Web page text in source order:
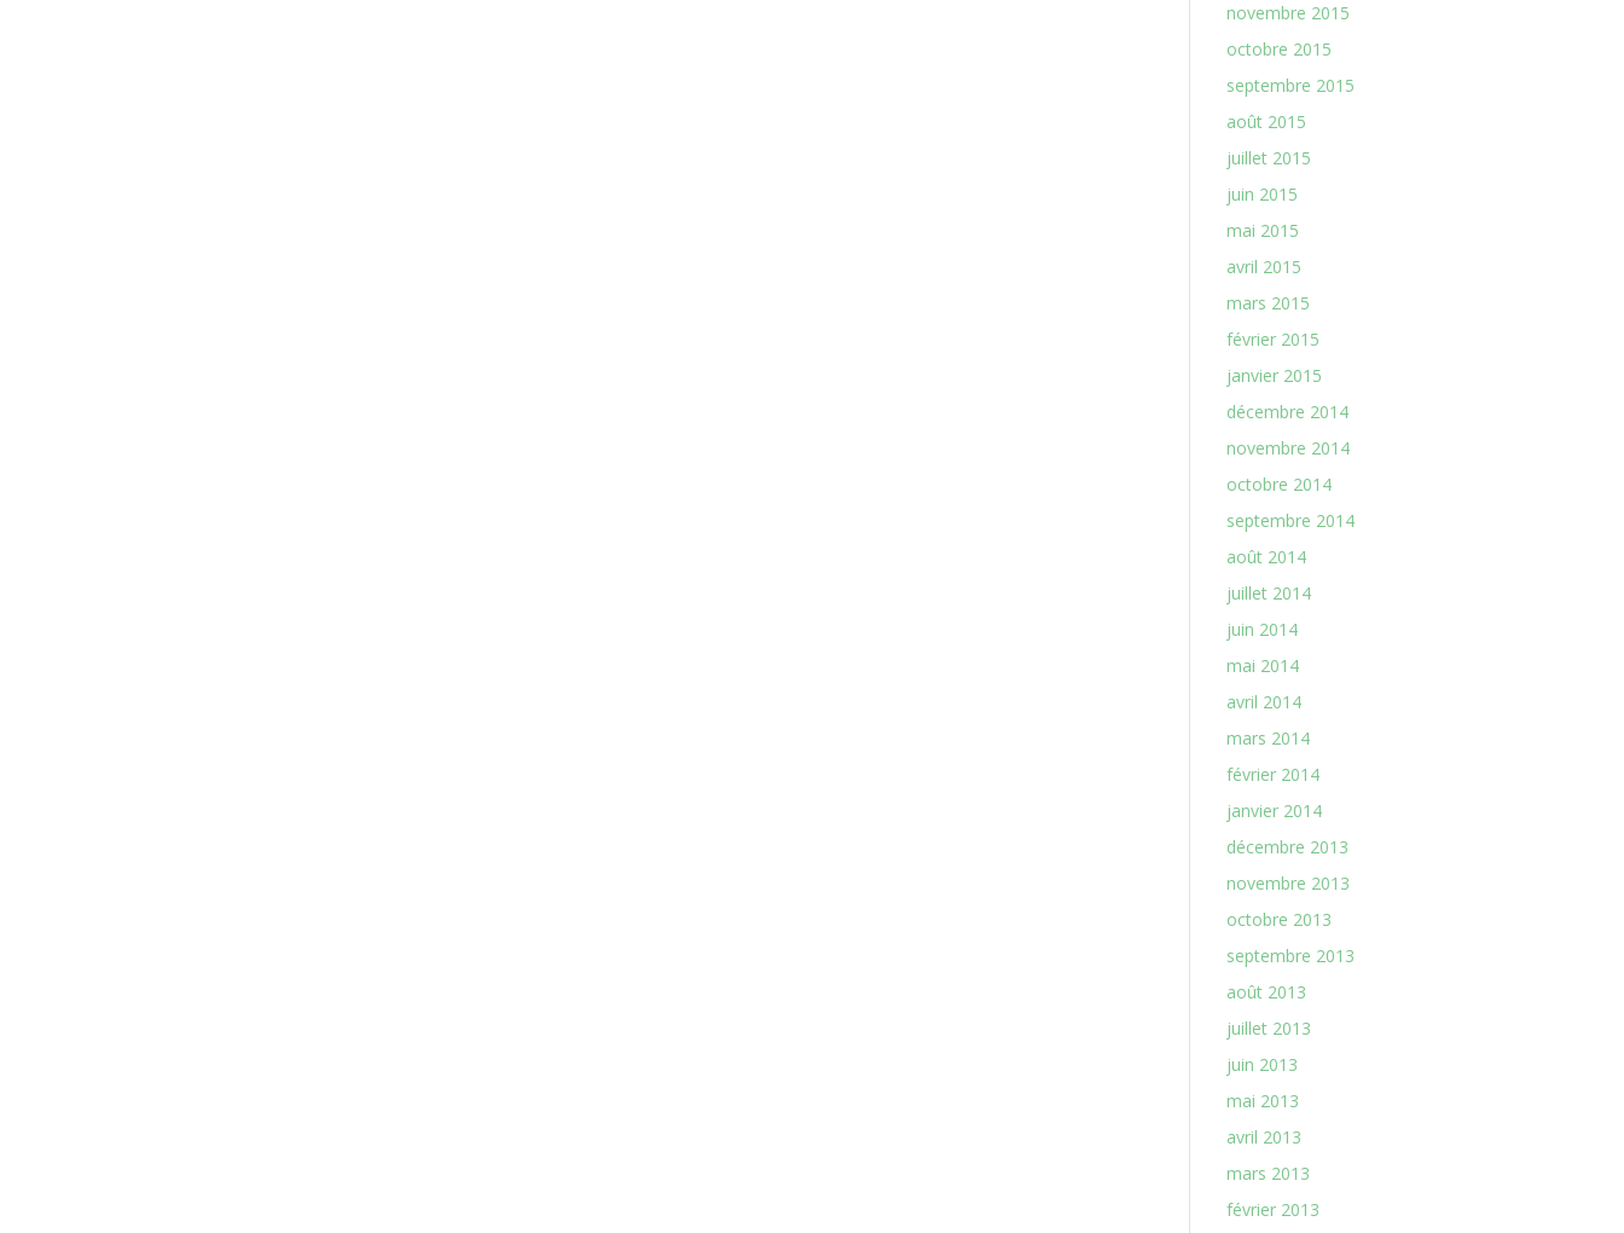
novembre 2015
octobre 2015
septembre 2015
août 2015
juillet 2015
juin 2015
mai 2015
avril 2015
mars 2015
février 2015
janvier 2015
décembre 2014
novembre 2014
octobre 2014
septembre 2014
août 2014
juillet 2014
juin 2014
mai 2014
avril 2014
mars 2014
février 2014
janvier 2014
décembre 2013
novembre 2013
octobre 2013
septembre 2013
août 2013
juillet 2013
juin 2013
mai 2013
avril 2013
mars 2013
février 2013